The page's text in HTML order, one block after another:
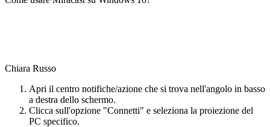
Chiara Russo
Apri il centro notifiche/azione che si trova nell'angolo in basso
a destra dello schermo.
Clicca sull'opzione "Connetti" e seleziona la proiezione del
PC specifico.